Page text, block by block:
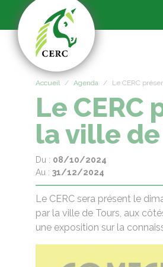
Accueil Agenda Le CERC
Le
la ville
Du : 08/10/2024
Au : 31/12/2024
Le CERC sera présent le
par la ville de Tours, aux
une exposition sur la
Panneau de gestion des cookies